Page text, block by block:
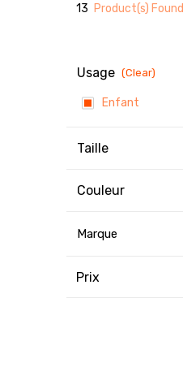
13 Product(s) Found
Usage (Clear)
Enfant
Taille
Couleur
Marque
Prix